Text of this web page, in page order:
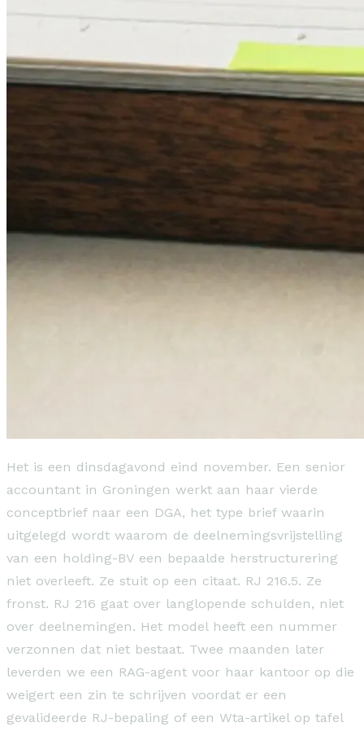
Het is een dinsdagavond eind november. Een senior
accountant in Groningen werkt aan haar vierde
conceptbrief naar een DGA, het type brief waarin
uitgelegd wordt waarom de deelnemingsvrijstelling
van een holding-BV een bepaalde herstructurering
niet overleeft. Ze stuit op een citaat. RJ 216.5. Ze
fronst. RJ 216 gaat over langlopende schulden, niet
over deelnemingen. Het model heeft een nummer
verzonnen dat niet bestaat. Twee maanden later
leverden we een RAG-agent voor haar kantoor op die
weigert een zin te schrijven voordat er een
gevalideerde RJ-bepaling of een Wta-artikel op tafel